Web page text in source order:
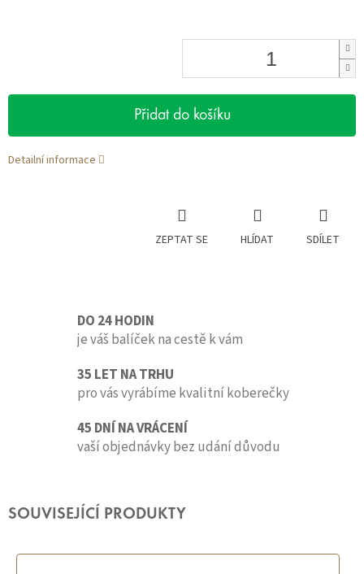
Přidat do košíku
Detailní informace
ZEPTAT SE HLÍDAT SDÍLET
DO 24 HODIN
je váš balíček na cestě k vám
35 LET NA TRHU
pro vás vyrábíme kvalitní koberečky
45 DNÍ NA VRÁCENÍ
vaší objednávky bez udání důvodu
SOUVISEJÍCÍ PRODUKTY